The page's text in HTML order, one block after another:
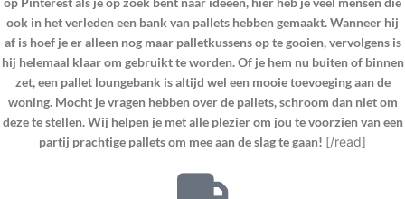
ook in het verleden een bank van pallets hebben gemaakt. Wanneer hij
af is hoef je er alleen nog maar palletkussens op te gooien, vervolgens is
hij helemaal klaar om gebruikt te worden. Of je hem nu buiten of binnen
zet, een pallet loungebank is altijd wel een mooie toevoeging aan de
woning. Mocht je vragen hebben over de pallets, schroom dan niet om
deze te stellen. Wij helpen je met alle plezier om jou te voorzien van een
partij prachtige pallets om mee aan de slag te gaan! [/read]